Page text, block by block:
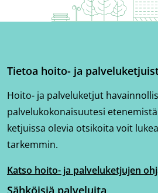
Tietoa hoito- ja
Hoito- ja palveluketjut
palvelukokonaisuutesi
ketjuissa olevia otsikoita voit
tarkemmin.
Katso hoito- ja palveluketjujen
(avautuu
Sähköisiä palveluita